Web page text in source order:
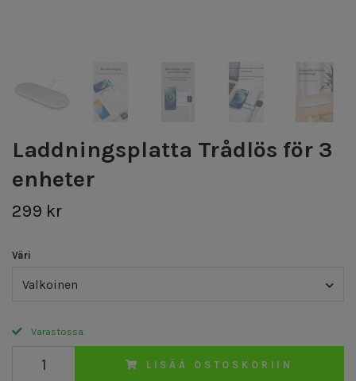
Laddningsplatta Trådlös för 3
enheter
299 kr
Väri
Valkoinen
Varastossa.
LISÄÄ OSTOSKORIIN